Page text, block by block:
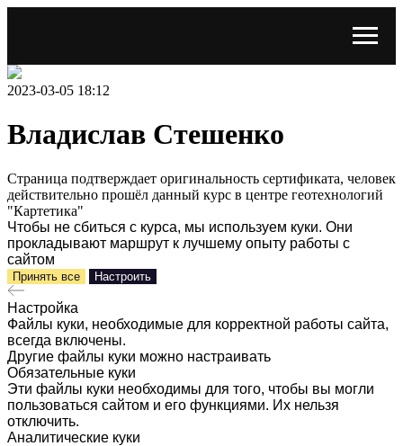
2023-03-05 18:12
Владислав Стешенко
Страница подтверждает оригинальность сертификата, человек
действительно прошёл данный курс в центре геотехнологий
"Картетика"
Чтобы не сбиться с курса, мы используем куки. Они
прокладывают маршрут к лучшему опыту работы с
сайтом
Принять все Настроить
Настройка
Файлы куки, необходимые для корректной работы сайта,
всегда включены.
Другие файлы куки можно настраивать
Обязательные куки
Эти файлы куки необходимы для того, чтобы вы могли
пользоваться сайтом и его функциями. Их нельзя
отключить.
Аналитические куки